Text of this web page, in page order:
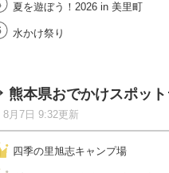
夏を遊ぼう！2026 in 美里町
水かけ祭り
熊本県おでかけスポッ
8月7日 9:32更新
四季の里旭志キャンプ場